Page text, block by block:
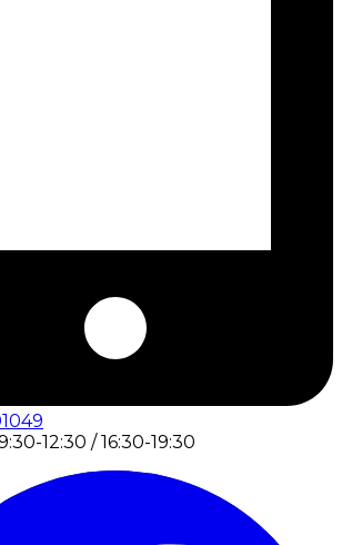
12:30 / 16:30-19:30